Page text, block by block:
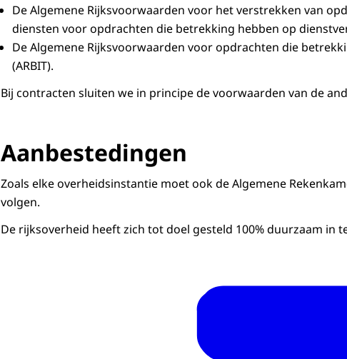
De Algemene Rijksvoorwaarden voor het verstrekken van
diensten voor opdrachten die betrekking hebben op
De Algemene Rijksvoorwaarden voor opdrachten die
(ARBIT).
Bij contracten sluiten we in principe de voorwaarden van de
Aanbestedingen
Zoals elke overheidsinstantie moet ook de Algemene
volgen.
De rijksoverheid heeft zich tot doel gesteld 100% duurzaam in